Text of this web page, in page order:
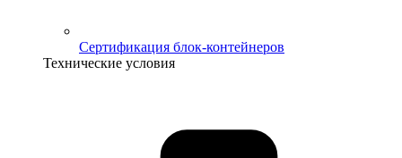
Сертификация блок-контейнеров
Технические условия